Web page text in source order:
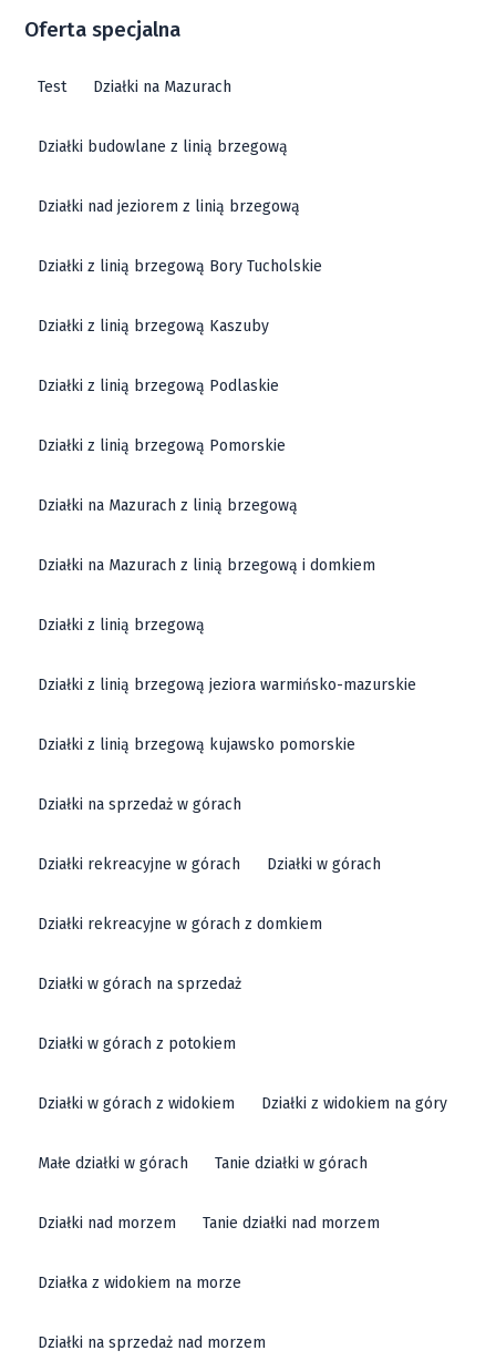
Oferta specjalna
Test Działki na Mazurach
Działki budowlane z linią brzegową
Działki nad jeziorem z linią brzegową
Działki z linią brzegową Bory Tucholskie
Działki z linią brzegową Kaszuby
Działki z linią brzegową Podlaskie
Działki z linią brzegową Pomorskie
Działki na Mazurach z linią brzegową
Działki na Mazurach z linią brzegową i domkiem
Działki z linią brzegową
Działki z linią brzegową jeziora warmińsko-mazurskie
Działki z linią brzegową kujawsko pomorskie
Działki na sprzedaż w górach
Działki rekreacyjne w górach Działki w górach
Działki rekreacyjne w górach z domkiem
Działki w górach na sprzedaż
Działki w górach z potokiem
Działki w górach z widokiem Działki z widokiem na góry
Małe działki w górach Tanie działki w górach
Działki nad morzem Tanie działki nad morzem
Działka z widokiem na morze
Działki na sprzedaż nad morzem